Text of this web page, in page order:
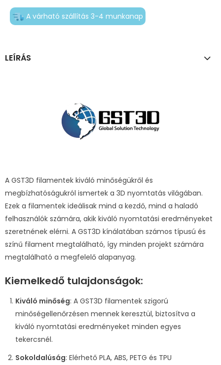
A várható szállítás 3-4 munkanap
LEÍRÁS
A GST3D filamentek kiváló minőségükről és
megbízhatóságukról ismertek a 3D nyomtatás világában.
Ezek a filamentek ideálisak mind a kezdő, mind a haladó
felhasználók számára, akik kiváló nyomtatási eredményeket
szeretnének elérni. A GST3D kínálatában számos típusú és
színű filament megtalálható, így minden projekt számára
megtalálható a megfelelő alapanyag.
Kiemelkedő tulajdonságok:
Kiváló minőség: A GST3D filamentek szigorú
minőségellenőrzésen mennek keresztül, biztosítva a
kiváló nyomtatási eredményeket minden egyes
tekercsnél.
Sokoldalúság: Elérhető PLA, ABS, PETG és TPU